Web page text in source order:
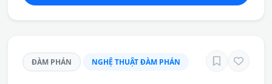
ĐÀM PHÁN NGHỆ THUẬT ĐÀM PHÁN